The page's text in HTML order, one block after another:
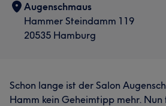
Augenschmaus
Hammer Steindamm 119
20535 Hamburg
Schon lange ist der Salon
Hamm kein Geheimtipp mehr.